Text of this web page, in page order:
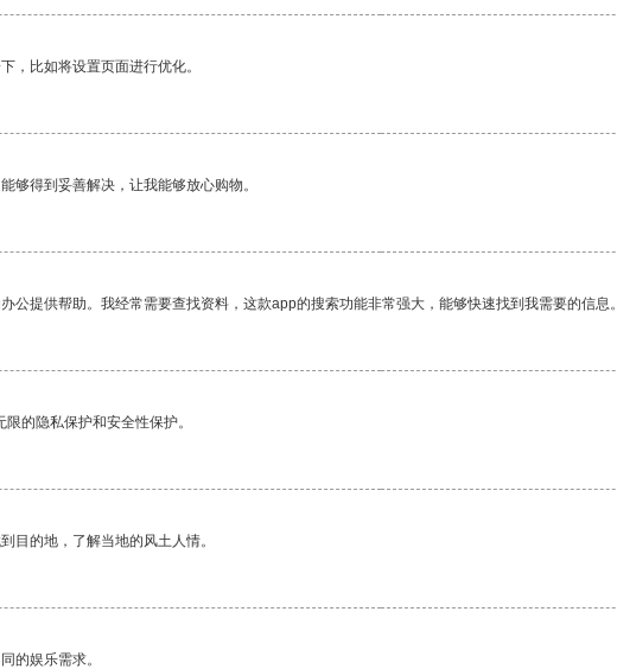
，比如将设置页面进行优化。
够得到妥善解决，让我能够放心购物。
公提供帮助。我经常需要查找资料，这款app的搜索功能非常强大，能够快速找到我需要的信息。
的隐私保护和安全性保护。
目的地，了解当地的风土人情。
的娱乐需求。